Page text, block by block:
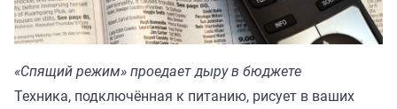
«Спящий режим» проедает дыру в бюджете
Техника, подключённая к питанию, рисует в ваших